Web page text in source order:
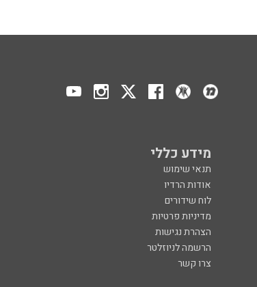
מידע כללי
תנאי שימוש
אודות הרדיו
לוח שידורים
מדיניות פרטיות
הצהרת נגישות
הרשמה לניוזלטר
צרו קשר